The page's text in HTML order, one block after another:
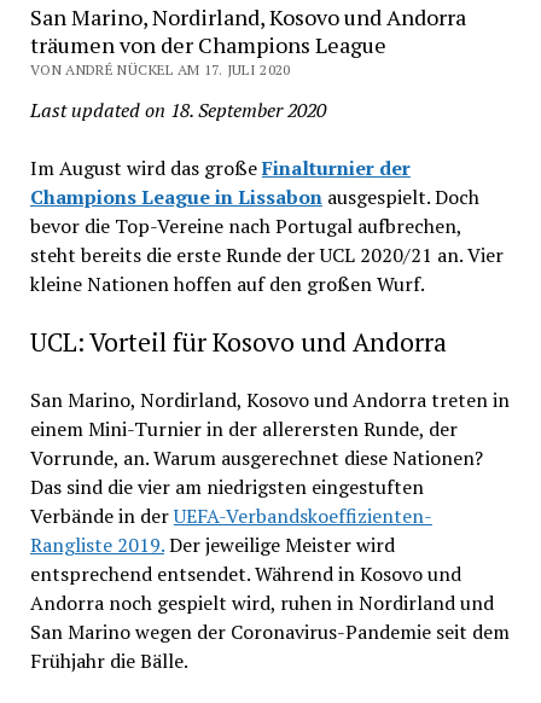
San Marino, Nordirland, Kosovo und Andorra
träumen von der Champions League
VON ANDRÉ NÜCKEL AM 17. JULI 2020
Last updated on 18. September 2020
Im August wird das großeFinalturnier der
Champions League in Lissabonausgespielt. Doch
bevor die Top-Vereine nach Portugal aufbrechen,
steht bereits die erste Runde der UCL 2020/21 an. Vier
kleine Nationen hoffen auf den großen Wurf.
UCL: Vorteil für Kosovo und Andorra
San Marino, Nordirland, Kosovo und Andorra treten in
einem Mini-Turnier in der allerersten Runde, der
Vorrunde, an. Warum ausgerechnet diese Nationen?
Das sind die vier am niedrigsten eingestuften
Verbände in derUEFA-Verbandskoeffizienten-
Rangliste 2019.Der jeweilige Meister wird
entsprechend entsendet. Während in Kosovo und
Andorra noch gespielt wird, ruhen in Nordirland und
San Marino wegen der Coronavirus-Pandemie seit dem
Frühjahr die Bälle.